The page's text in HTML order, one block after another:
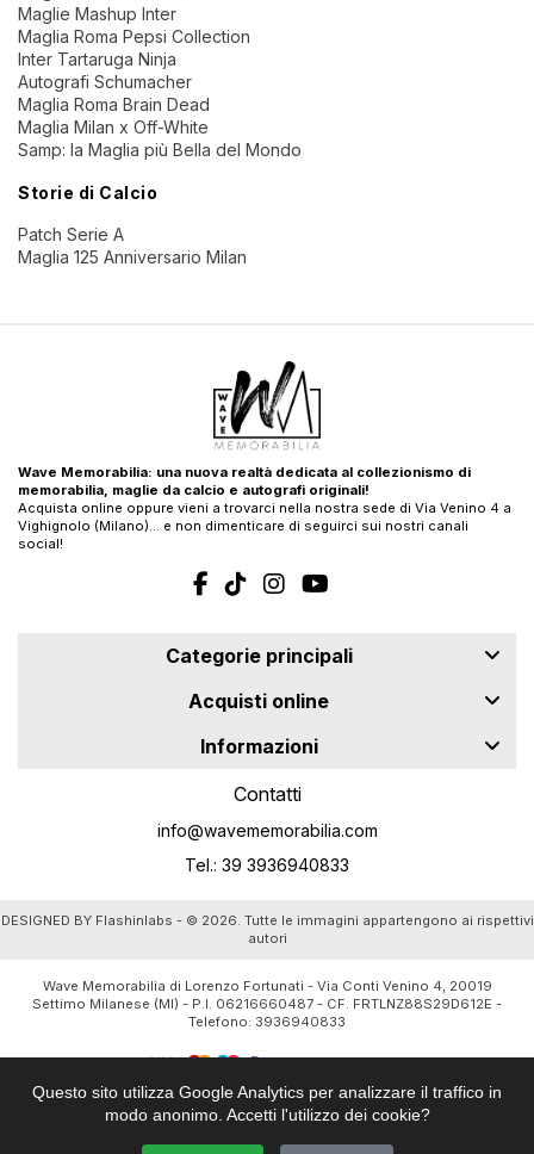
Questo sito utilizza Google Analytics per analizzare il traffico in
modo anonimo. Accetti l'utilizzo dei cookie?
Maglie Mashup Inter
Maglia Roma Pepsi Collection
Inter Tartaruga Ninja
Autografi Schumacher
Maglia Roma Brain Dead
Maglia Milan x Off-White
Samp: la Maglia più Bella del Mondo
Storie di Calcio
Patch Serie A
Maglia 125 Anniversario Milan
Wave Memorabilia: una nuova realtà dedicata al collezionismo di
memorabilia, maglie da calcio e autografi originali!
Acquista online oppure vieni a trovarci nella nostra sede di Via Venino 4 a
Vighignolo (Milano)… e non dimenticare di seguirci sui nostri canali
social!
Categorie principali
Acquisti online
Informazioni
Contatti
info@wavememorabilia.com
Tel.: 39 3936940833
DESIGNED BY Flashinlabs - © 2026. Tutte le immagini appartengono ai rispettivi
autori
Wave Memorabilia di Lorenzo Fortunati - Via Conti Venino 4, 20019
Settimo Milanese (MI) - P.I. 06216660487 - CF. FRTLNZ88S29D612E -
Telefono: 3936940833